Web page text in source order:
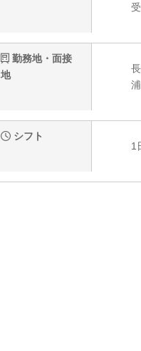
勤務地・面接
地
シフト
1